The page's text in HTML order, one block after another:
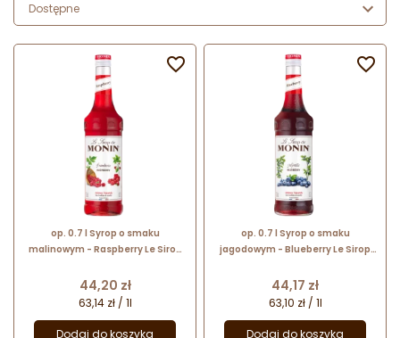
Dostępne
op. 0.7 l Syrop o smaku
malinowym - Raspberry Le Sirop
Cena
44,20 zł
63,14 zł / 1l
Dodaj do koszyka

op. 0.7 l Syrop o smaku
jagodowym - Blueberry Le Sirop
Cena
44,17 zł
63,10 zł / 1l
Dodaj do koszyka
